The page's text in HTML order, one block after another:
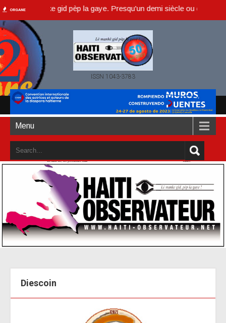
ORGANE
manke gid pèp la gaye. Presqu'un demi siècle ou dans un an
ISSN 1043-3783
Menu
Diescoin